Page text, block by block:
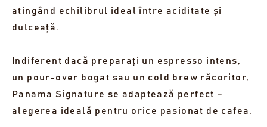
atingând echilibrul ideal între aciditate și
dulceață.
Indiferent dacă preparați un espresso intens,
un pour-over bogat sau un cold brew răcoritor,
Panama Signature se adaptează perfect –
alegerea ideală pentru orice pasionat de cafea.